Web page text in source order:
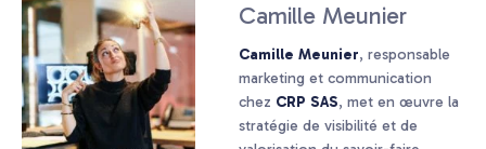
Camille Meunier
Camille Meunier, responsable
marketing et communication
chez CRP SAS, met en œuvre la
stratégie de visibilité et de